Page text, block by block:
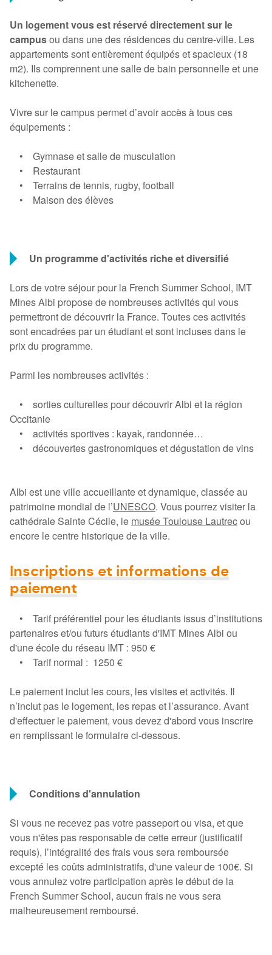
Un logement vous est réservé directement sur le
campusou dans une des résidences du centre-ville. Les
appartements sont entièrement équipés et spacieux (18
m2). Ils comprennent une salle de bain personnelle et une
kitchenette.
Vivre sur le campus permet d’avoir accès à tous ces
équipements :
• Gymnase et salle de musculation
• Restaurant
• Terrains de tennis, rugby, football
• Maison des élèves
Un programme d'activités riche et diversifié
Lors de votre séjour pour la French Summer School, IMT
Mines Albi propose de nombreuses activités qui vous
permettront de découvrir la France. Toutes ces activités
sont encadrées par un étudiant et sont incluses dans le
prix du programme.
Parmi les nombreuses activités :
• sorties culturelles pour découvrir Albi et la région
Occitanie
• activités sportives : kayak, randonnée…
• découvertes gastronomiques et dégustation de vins
Albi est une ville accueillante et dynamique, classée au
patrimoine mondial de l’UNESCO. Vous pourrez visiter la
cathédrale Sainte Cécile, le musée Toulouse Lautrecou
encore le centre historique de la ville.
Inscriptions et informations de
paiement
• Tarif préférentiel pour les étudiants issus d’institutions
partenaires et/ou futurs étudiants d'IMT Mines Albi ou
d'une école du réseau IMT : 950 €
• Tarif normal : 1250 €
Le paiement inclut les cours, les visites et activités. Il
n’inclut pas le logement, les repas et l’assurance. Avant
d'effectuer le paiement, vous devez d'abord vous inscrire
en remplissant le formulaire ci-dessous.
Conditions d'annulation
Si vous ne recevez pas votre passeport ou visa, et que
vous n'êtes pas responsable de cette erreur (justificatif
requis), l’intégralité des frais vous sera remboursée
excepté les coûts administratifs, d'une valeur de 100€. Si
vous annulez votre participation après le début de la
French Summer School, aucun frais ne vous sera
malheureusement remboursé.